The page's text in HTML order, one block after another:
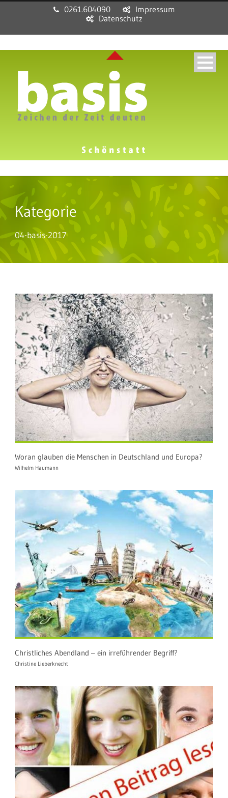
0261.604090
Impressum
Datenschutz
Kategorie
04-basis-2017
Woran glauben die Menschen in Deutschland und Europa?
Wilhelm Haumann
Christliches Abendland – ein irreführender Begriff?
Christine Lieberknecht